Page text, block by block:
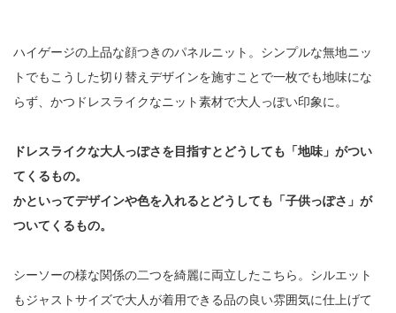
ハイゲージの上品な顔つきのパネルニット。シンプルな無地ニッ
トでもこうした切り替えデザインを施すことで一枚でも地味にな
らず、かつドレスライクなニット素材で大人っぽい印象に。
ドレスライクな大人っぽさを目指すとどうしても「地味」がつい
てくるもの。
かといってデザインや色を入れるとどうしても「子供っぽさ」が
ついてくるもの。
シーソーの様な関係の二つを綺麗に両立したこちら。シルエット
もジャストサイズで大人が着用できる品の良い雰囲気に仕上げて